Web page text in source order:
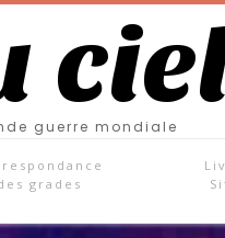
guerre mondiale
grades